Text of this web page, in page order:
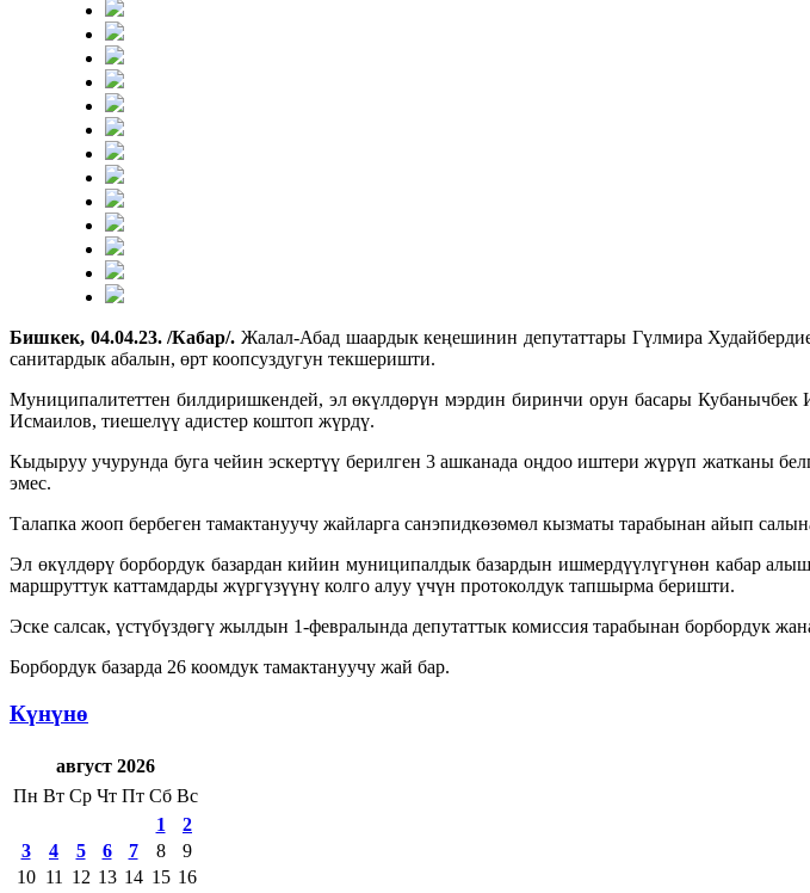
Бишкек, 04.04.23. /Кабар/. Жалал-Абад шаардык кеңешинин депутаттары Гүлмира
санитардык абалын, өрт коопсуздугун текшеришти.
Муниципалитеттен билдиришкендей, эл өкүлдөрүн мэрдин биринчи орун басары
Исмаилов, тиешелүү адистер коштоп жүрдү.
Кыдыруу учурунда буга чейин эскертүү берилген 3 ашканада оңдоо иштери жүрүп жатканы
эмес.
Талапка жооп бербеген тамактануучу жайларга санэпидкөзөмөл кызматы тарабынан айып
Эл өкүлдөрү борбордук базардан кийин муниципалдык базардын ишмердүүлүгүнөн кабар
маршруттук каттамдарды жүргүзүүнү колго алуу үчүн протоколдук тапшырма беришти.
Эске салсак, үстүбүздөгү жылдын 1-февралында депутаттык комиссия тарабынан борбордук
Борбордук базарда 26 коомдук тамактануучу жай бар.
Күнүнө
август 2026
Пн Вт Ср Чт Пт Сб Вс
1
2
3
4 5 6 7 8
9
10 11 12 13 14 15 16